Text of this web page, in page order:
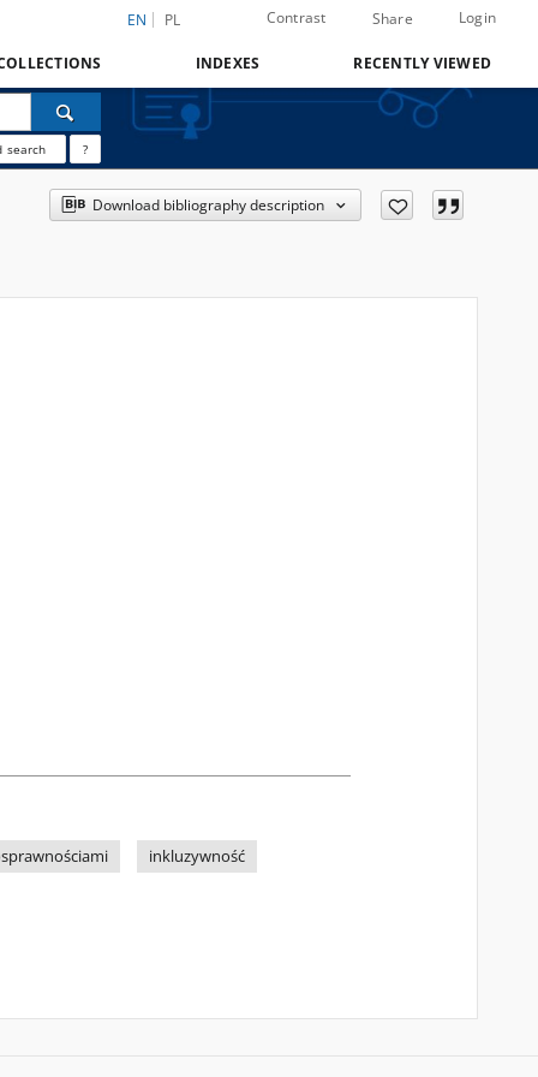
EN PL Contrast Share Login
INDEXES RECENTLY VIEWED
search ?
Download bibliography description
inkluzywność